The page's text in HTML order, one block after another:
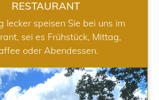
RESTAURANT
lecker speisen Sie bei uns im
sei es Frühstück, Mittag,
oder Abendessen.